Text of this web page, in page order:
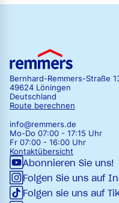
Bernhard-Remmers-Straße
49624 Löningen
Deutschland
Route berechnen
info@remmers.de
Mo-Do 07:00 - 17:15 Uhr
Fr 07:00 - 16:00 Uhr
Kontaktübersicht
Abonnieren Sie uns!
Folgen Sie uns auf
Folgen sie uns auf